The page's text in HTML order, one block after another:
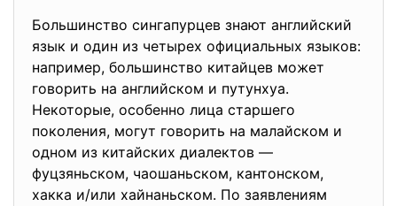
Большинство сингапурцев знают английский
язык и один из четырех официальных языков:
например, большинство китайцев может
говорить на английском и путунхуа.
Некоторые, особенно лица старшего
поколения, могут говорить на малайском и
одном из китайских диалектов —
фуцзяньском, чаошаньском, кантонском,
хакка и/или хайнаньском. По заявлениям